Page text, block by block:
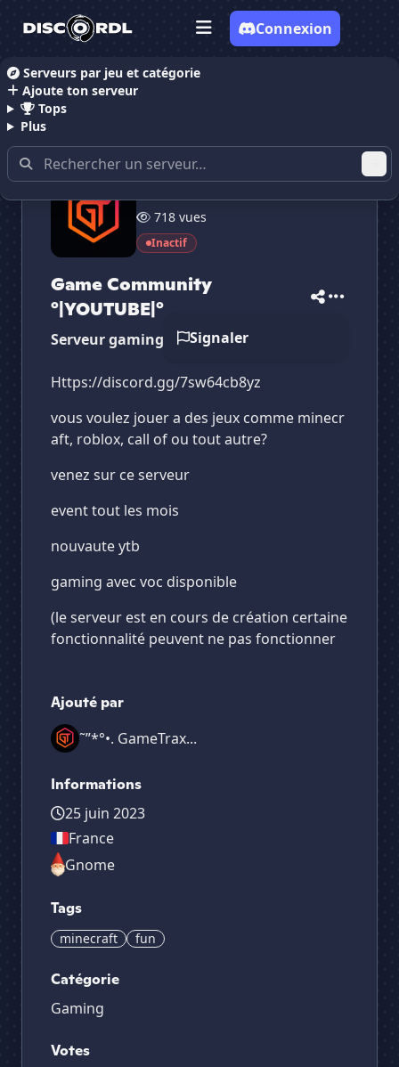
Serveurs par jeu et catégorie
Ajoute ton serveur
Tops
Plus
Connexion
Accueil Serveurs Discord Gaming
718 vues
Inactif
Game Community
°|YOUTUBE|°
Signaler
Serveur gaming fr et en
Https://discord.gg/7sw64cb8yz
vous voulez jouer a des jeux comme minecr
aft, roblox, call of ou tout autre?
venez sur ce serveur
event tout les mois
nouvaute ytb
gaming avec voc disponible
(le serveur est en cours de création certaine
fonctionnalité peuvent ne pas fonctionner
Ajouté par
˜”*°•. GameTrax...
Informations
25 juin 2023
France
Gnome
Tags
minecraft fun
Catégorie
Gaming
Votes
Vote pourGame Community °|...
Game Community ...
serveur ?
Supprimer
Game Community °|...